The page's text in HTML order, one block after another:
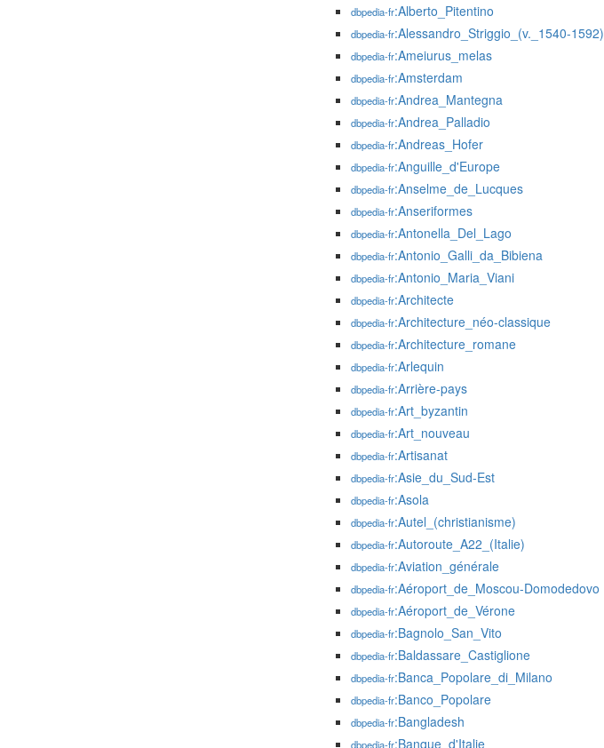
dbpedia-fr:Alberto_Pitentino
dbpedia-fr:Alessandro_Striggio_(v._1540-1592)
dbpedia-fr:Ameiurus_melas
dbpedia-fr:Amsterdam
dbpedia-fr:Andrea_Mantegna
dbpedia-fr:Andrea_Palladio
dbpedia-fr:Andreas_Hofer
dbpedia-fr:Anguille_d'Europe
dbpedia-fr:Anselme_de_Lucques
dbpedia-fr:Anseriformes
dbpedia-fr:Antonella_Del_Lago
dbpedia-fr:Antonio_Galli_da_Bibiena
dbpedia-fr:Antonio_Maria_Viani
dbpedia-fr:Architecte
dbpedia-fr:Architecture_néo-classique
dbpedia-fr:Architecture_romane
dbpedia-fr:Arlequin
dbpedia-fr:Arrière-pays
dbpedia-fr:Art_byzantin
dbpedia-fr:Art_nouveau
dbpedia-fr:Artisanat
dbpedia-fr:Asie_du_Sud-Est
dbpedia-fr:Asola
dbpedia-fr:Autel_(christianisme)
dbpedia-fr:Autoroute_A22_(Italie)
dbpedia-fr:Aviation_générale
dbpedia-fr:Aéroport_de_Moscou-Domodedovo
dbpedia-fr:Aéroport_de_Vérone
dbpedia-fr:Bagnolo_San_Vito
dbpedia-fr:Baldassare_Castiglione
dbpedia-fr:Banca_Popolare_di_Milano
dbpedia-fr:Banco_Popolare
dbpedia-fr:Bangladesh
dbpedia-fr:Banque_d'Italie